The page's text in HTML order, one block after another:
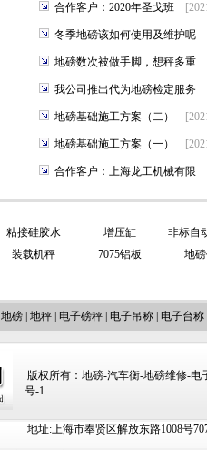
合作客户：2020年圣戈班
冬季地磅该如何使用及维护呢
地磅数次被做手脚，想秤多重
我公司推出代为地磅检定服务
地磅基础施工方案（二）
地磅基础施工方案（一）
合作客户：上海龙工机械有限
粘接硅胶水 增压缸
非标自
装载机秤 7075铝板 地
地磅 地秤 电子磅秤 电子吊称 电子台称
版权所有：地磅-汽车衡-地磅维修-电
号-1
地址:上海市奉贤区解放东路1008号